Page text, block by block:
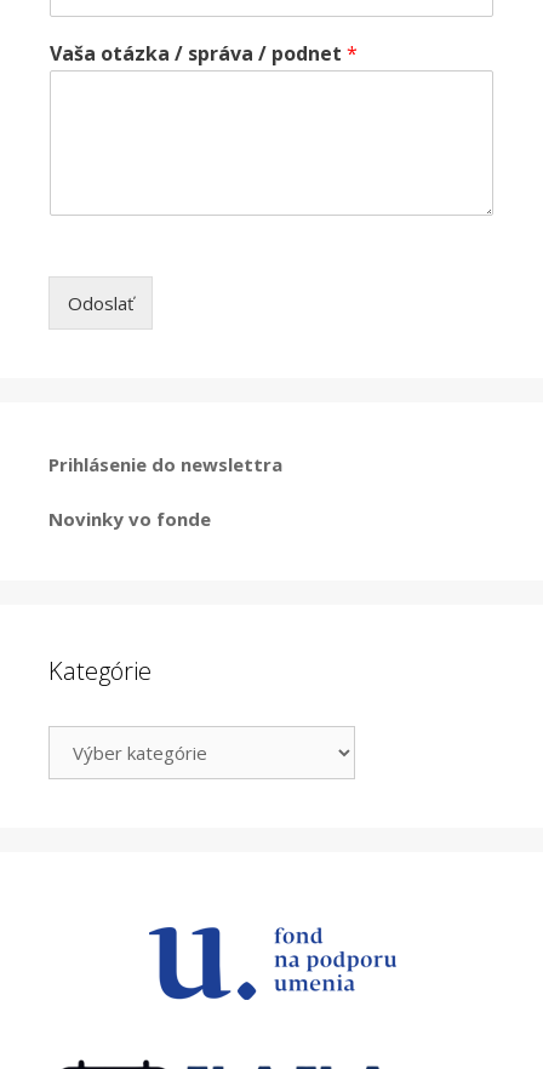
Vaša otázka / správa / podnet *
Odoslať
Prihlásenie do newslettra
Novinky vo fonde
Kategórie